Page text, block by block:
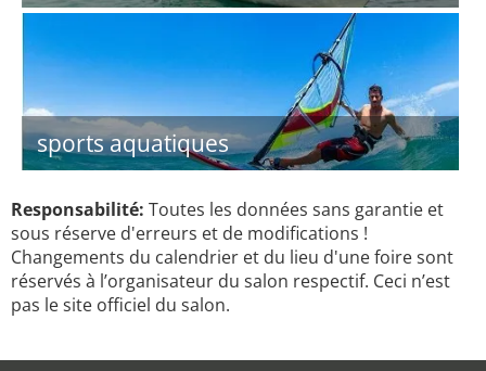
sports aquatiques
Responsabilité: Toutes les données sans garantie et
sous réserve d'erreurs et de modifications !
Changements du calendrier et du lieu d'une foire sont
réservés à l’organisateur du salon respectif. Ceci n’est
pas le site officiel du salon.